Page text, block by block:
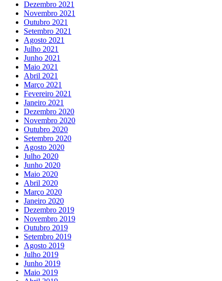
Dezembro 2021
Novembro 2021
Outubro 2021
Setembro 2021
Agosto 2021
Julho 2021
Junho 2021
Maio 2021
Abril 2021
Março 2021
Fevereiro 2021
Janeiro 2021
Dezembro 2020
Novembro 2020
Outubro 2020
Setembro 2020
Agosto 2020
Julho 2020
Junho 2020
Maio 2020
Abril 2020
Março 2020
Janeiro 2020
Dezembro 2019
Novembro 2019
Outubro 2019
Setembro 2019
Agosto 2019
Julho 2019
Junho 2019
Maio 2019